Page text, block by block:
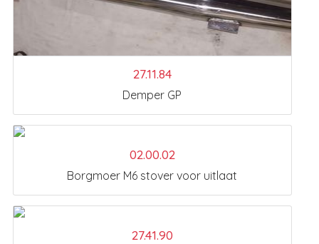
27.11.84
Demper GP
02.00.02
Borgmoer M6 stover voor uitlaat
27.41.90